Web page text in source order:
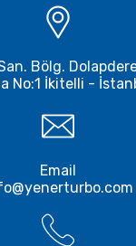
Bölg.
No:1 İkitelli -
Email